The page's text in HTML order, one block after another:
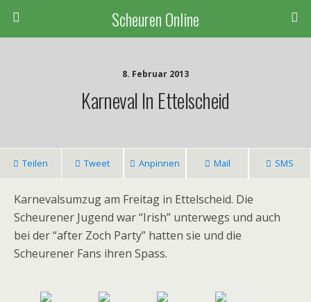
Scheuren Online
8. Februar 2013
Karneval In Ettelscheid
Teilen Tweet Anpinnen Mail SMS
Karnevalsumzug am Freitag in Ettelscheid. Die
Scheurener Jugend war “Irish” unterwegs und auch
bei der “after Zoch Party” hatten sie und die
Scheurener Fans ihren Spass.